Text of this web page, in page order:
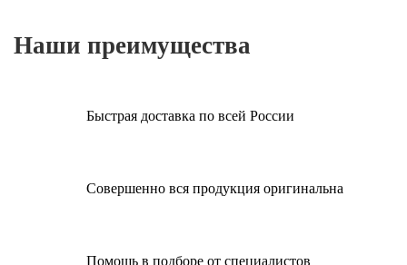
Наши преимущества
Быстрая доставка по всей России
Совершенно вся продукция оригинальна
Помощь в подборе от специалистов